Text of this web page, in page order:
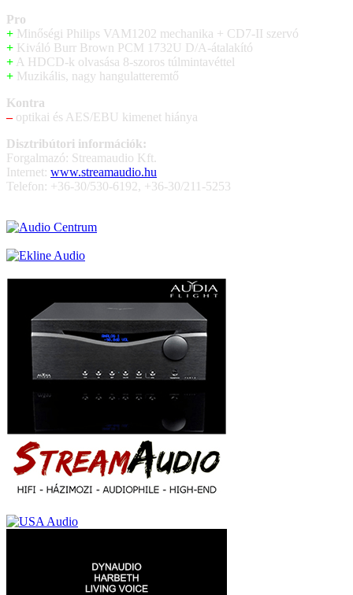
Pro
+ Minőségi Philips VAM1202 mechanika + CD7-II szervó
+ Kiváló Burr Brown PCM 1732U D/A-átalakító
+ A HDCD-k olvasása 8-szoros túlmintavéttel
+ Muzikális, nagy hangulatteremtő
Kontra
–optikai és AES/EBU kimenet hiánya
Disztribútori információk:
Forgalmazó: Streamaudio Kft.
Internet: www.streamaudio.hu
Telefon: +36-30/530-6192, +36-30/211-5253